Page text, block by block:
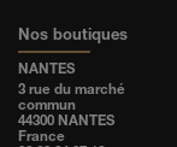
Nos boutiques
NANTES
3 rue du marché
commun
44300 NANTES
France